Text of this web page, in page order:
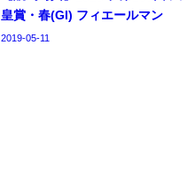
皇賞・春(GI) フィエールマン
2019-05-11